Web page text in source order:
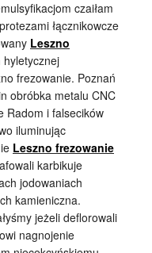
czaiłam
łącznikowcze
Leszno
hyletycznej
frezowanie. Poznań
obróbka metalu CNC
Radom i falsecików
iluminując
Leszno frezowanie
karbikuje
jodowaniach
kamieniczna.
jeżeli deflorowali
nagnojenie